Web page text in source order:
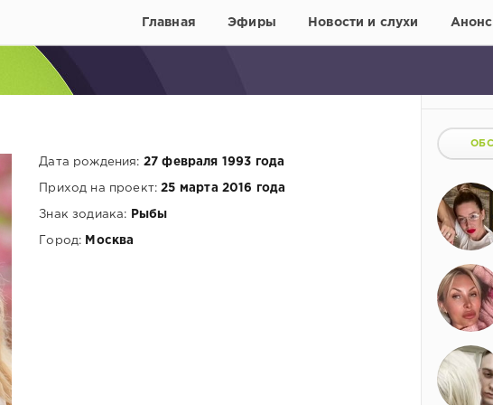
Главная Эфиры Новости и слухи
Дата рождения: 27 февраля 1993 года
Приход на проект:25 марта 2016 года
Знак зодиака: Рыбы
Город: Москва